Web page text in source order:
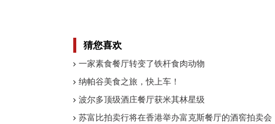
猜您喜欢
一家素食餐厅转变了铁杆食肉动物
纳帕谷美食之旅，快上车！
波尔多顶级酒庄餐厅获米其林星级
苏富比拍卖行将在香港举办富克斯餐厅的酒窖拍卖会